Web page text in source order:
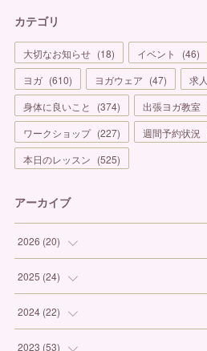
カテゴリ
大切なお知らせ (18) イベント (46)
ヨガ (610) ヨガウェア (47) 求人
身体に良いこと
(374) 出張ヨガ教室
ワークショップ (227) 週間予約状況
本日のレッスン (525)
アーカイブ
2026 (20)
(1
(3
(6
2025 (24)
(1
(7
2024 (22)
(1
2023 (53)